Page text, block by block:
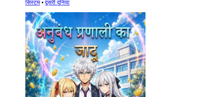
सिस्टम⦁ दूसरी दुनिया